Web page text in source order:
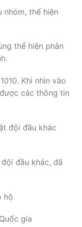
nhóm, thể hiện
thể hiện phân
Khi nhìn vào
các thông tin
đội đầu khác
đầu khác, đã
hộ
gia